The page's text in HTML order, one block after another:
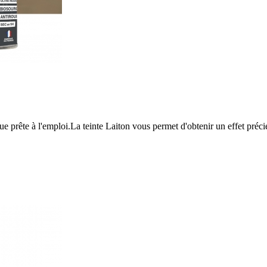
prête à l'emploi.La teinte Laiton vous permet d'obtenir un effet